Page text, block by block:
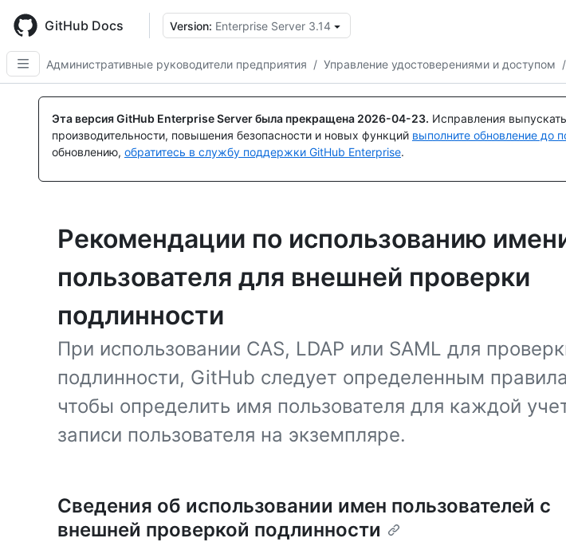
main
content
GitHub Docs Version: Enterprise Server 3.14
Административные руководители предприятия / Управление удостоверениями и доступом /
Эта версия GitHub Enterprise Server была прекращена 2026-04-23. Исправления
производительности, повышения безопасности и новых функций выполните обновление до
обновлению, обратитесь в службу поддержки GitHub Enterprise.
Рекомендации по использованию
пользователя для внешней проверки
подлинности
При использовании CAS, LDAP или SAML для
подлинности, GitHub следует определенным
чтобы определить имя пользователя для каждой
записи пользователя на экземпляре.
Сведения об использовании имен пользователей с
внешней проверкой подлинности